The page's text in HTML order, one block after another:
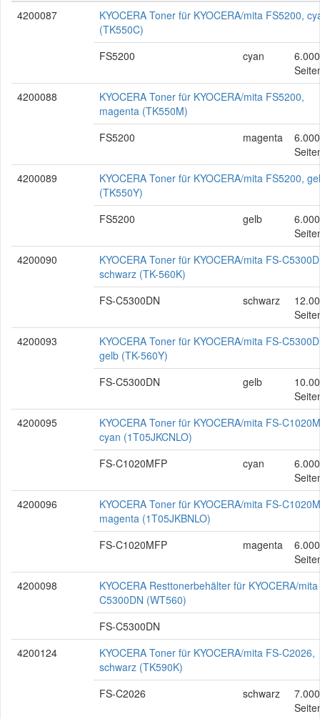
4200087
KYOCERA Toner für KYOCERA/mita FS5200,
(TK550C)
FS5200
cyan
6.000
4200088
KYOCERA Toner für KYOCERA/mita FS5200,
magenta (TK550M)
FS5200
magenta
6.000
4200089
KYOCERA Toner für KYOCERA/mita FS5200,
(TK550Y)
FS5200
gelb
6.000
4200090
KYOCERA Toner für KYOCERA/mita FS-
schwarz (TK-560K)
FS-C5300DN
schwarz
4200093
KYOCERA Toner für KYOCERA/mita FS-
gelb (TK-560Y)
FS-C5300DN
gelb
4200095
KYOCERA Toner für KYOCERA/mita FS-
cyan (1T05JKCNLO)
FS-C1020MFP
cyan
6.000
4200096
KYOCERA Toner für KYOCERA/mita FS-
magenta (1T05JKBNLO)
FS-C1020MFP
magenta
6.000
4200098
KYOCERA Resttonerbehälter für KYOCERA/
C5300DN (WT560)
FS-C5300DN
4200124
KYOCERA Toner für KYOCERA/mita FS-C2026,
schwarz (TK590K)
FS-C2026
schwarz
7.000